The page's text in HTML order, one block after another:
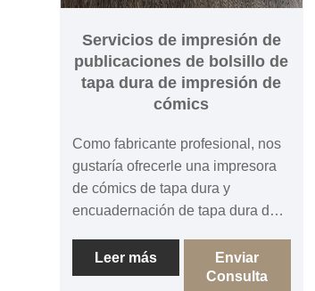
Servicios de impresión de
publicaciones de bolsillo de
tapa dura de impresión de
cómics
Como fabricante profesional, nos
gustaría ofrecerle una impresora
de cómics de tapa dura y
encuadernación de tapa dura de
para adultos en China con
estuche. El cómic puede ser de
Leer más
Enviar
Consulta